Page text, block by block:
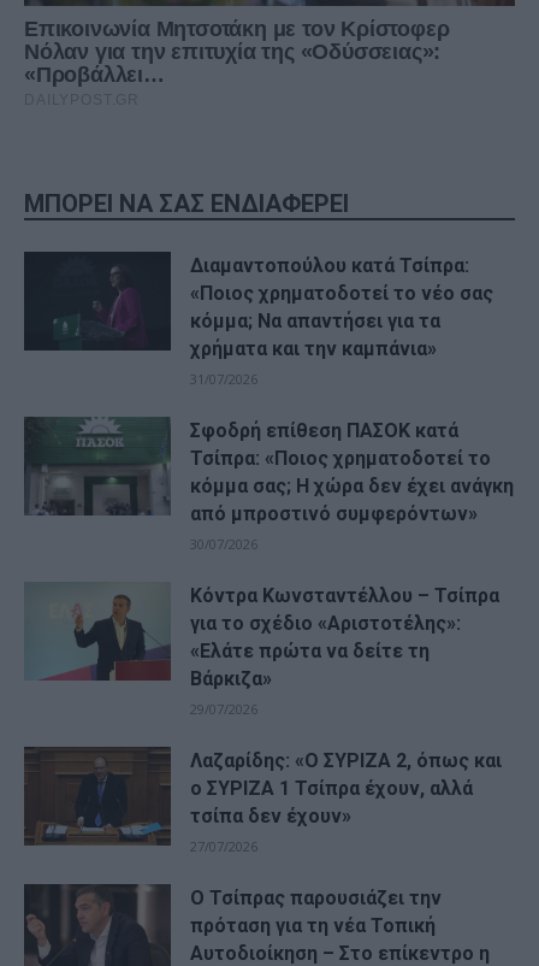
ΜΠΟΡΕΙ ΝΑ ΣΑΣ ΕΝΔΙΑΦΕΡΕΙ
Διαμαντοπούλου κατά Τσίπρα:
«Ποιος χρηματοδοτεί το νέο σας
κόμμα; Να απαντήσει για τα
χρήματα και την καμπάνια»
31/07/2026
Σφοδρή επίθεση ΠΑΣΟΚ κατά
Τσίπρα: «Ποιος χρηματοδοτεί το
κόμμα σας; Η χώρα δεν έχει ανάγκη
από μπροστινό συμφερόντων»
30/07/2026
Κόντρα Κωνσταντέλλου – Τσίπρα
για το σχέδιο «Αριστοτέλης»:
«Ελάτε πρώτα να δείτε τη
Βάρκιζα»
29/07/2026
Λαζαρίδης: «Ο ΣΥΡΙΖΑ 2, όπως και
ο ΣΥΡΙΖΑ 1 Τσίπρα έχουν, αλλά
τσίπα δεν έχουν»
27/07/2026
Ο Τσίπρας παρουσιάζει την
πρόταση για τη νέα Τοπική
Αυτοδιοίκηση – Στο επίκεντρο η